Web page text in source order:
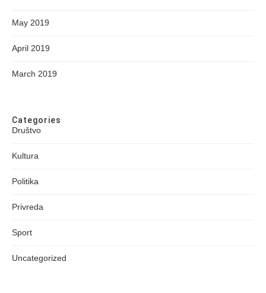
May 2019
April 2019
March 2019
Categories
Društvo
Kultura
Politika
Privreda
Sport
Uncategorized